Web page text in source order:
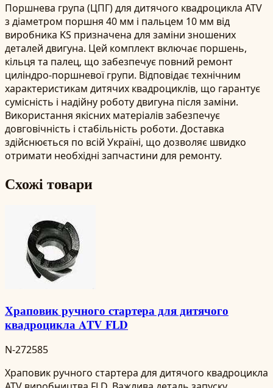
Поршнева група (ЦПГ) для дитячого квадроцикла ATV
з діаметром поршня 40 мм і пальцем 10 мм від
виробника KS призначена для заміни зношених
деталей двигуна. Цей комплект включає поршень,
кільця та палец, що забезпечує повний ремонт
циліндро-поршневої групи. Відповідає технічним
характеристикам дитячих квадроциклів, що гарантує
сумісність і надійну роботу двигуна після заміни.
Використання якісних матеріалів забезпечує
довговічність і стабільність роботи. Доставка
здійснюється по всій Україні, що дозволяє швидко
отримати необхідні запчастини для ремонту.
Схожі товари
Храповик ручного стартера для дитячого
квадроцикла ATV FLD
N-272585
Храповик ручного стартера для дитячого квадроцикла